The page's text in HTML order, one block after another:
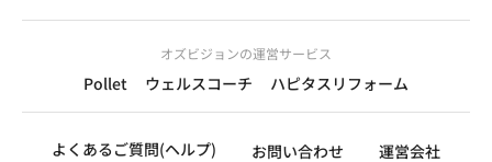
オズビジョンの運営サービス
Pollet ウェルスコーチ ハピタスリフォーム
よくあるご質問(ヘルプ) お問い合わせ 運営会社